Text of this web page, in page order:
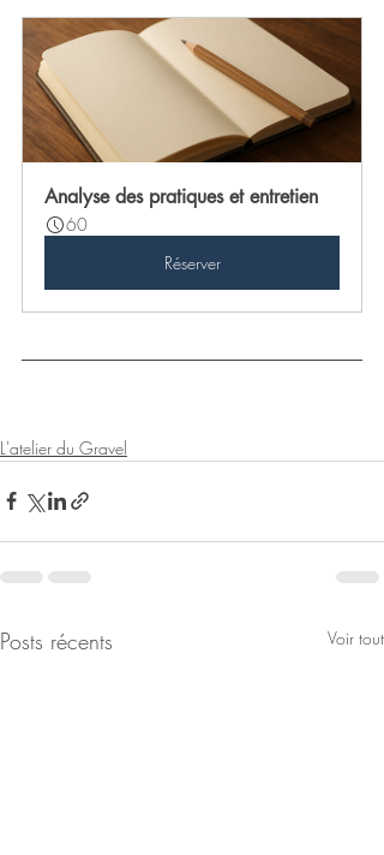
Analyse des pratiques et entretien
60
Réserver
L'atelier du Gravel
Posts récents Voir tout